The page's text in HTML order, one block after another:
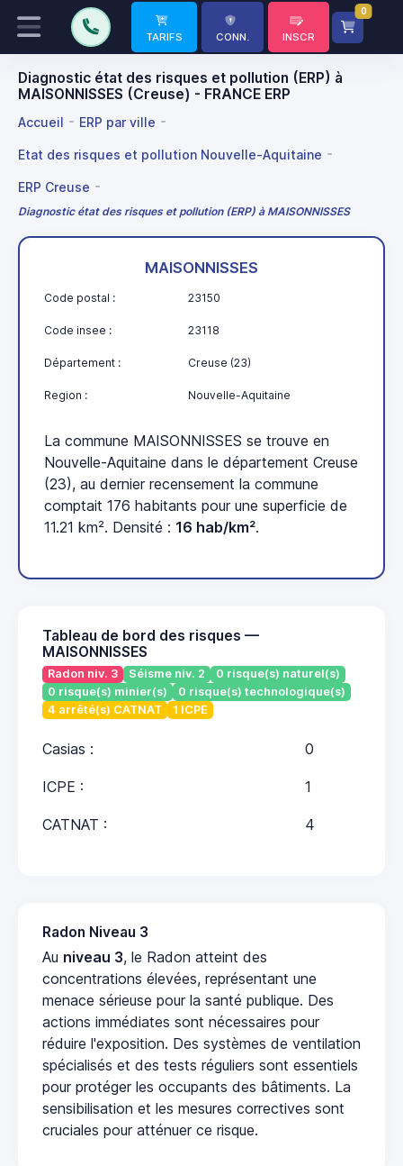
TARIFS CONN. INSCR
0
Diagnostic état des risques et pollution (ERP) à
MAISONNISSES (Creuse) - FRANCE ERP
Accueil ERP par ville
Etat des risques et pollution Nouvelle-Aquitaine
ERP Creuse
Diagnostic état des risques et pollution (ERP) à MAISONNISSES
MAISONNISSES
Code postal : 23150
Code insee : 23118
Département : Creuse (23)
Region : Nouvelle-Aquitaine
La commune MAISONNISSES se trouve en
Nouvelle-Aquitaine dans le département Creuse
(23), au dernier recensement la commune
comptait 176 habitants pour une superficie de
11.21 km². Densité : 16 hab/km².
Tableau de bord des risques —
MAISONNISSES
Radon niv. 3 Séisme niv. 2
0 risque(s) naturel(s)
0 risque(s) minier(s)
0 risque(s) technologique(s)
4 arrêté(s) CATNAT
1 ICPE
Casias : 0
ICPE : 1
CATNAT : 4
Radon Niveau 3
Au niveau 3, le Radon atteint des
concentrations élevées, représentant une
menace sérieuse pour la santé publique. Des
actions immédiates sont nécessaires pour
réduire l'exposition. Des systèmes de ventilation
spécialisés et des tests réguliers sont essentiels
pour protéger les occupants des bâtiments. La
sensibilisation et les mesures correctives sont
cruciales pour atténuer ce risque.